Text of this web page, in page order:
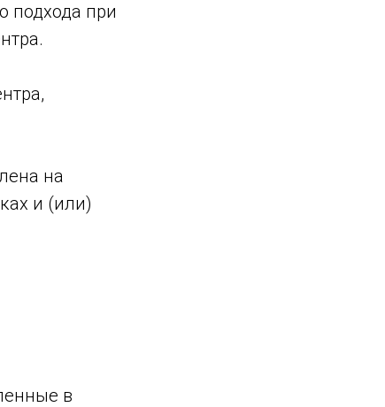
подхода при
на
и (или)
в